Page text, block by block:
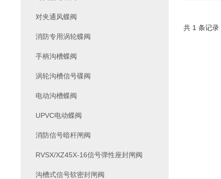
共 1 条记
对夹通风蝶阀
消防专用涡轮蝶阀
手柄沟槽蝶阀
涡轮沟槽信号碟阀
电动沟槽蝶阀
UPVC电动蝶阀
消防信号暗杆闸阀
RVSX/XZ45X-16信号弹性座封闸阀
沟槽式信号软密封闸阀